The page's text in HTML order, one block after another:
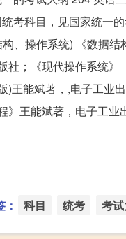
考科目，见国家统一
、操作系统) 《数据
社；《现代操作系统
王能斌著，,电子工业
王能斌著，电子工业
科目 统考 考